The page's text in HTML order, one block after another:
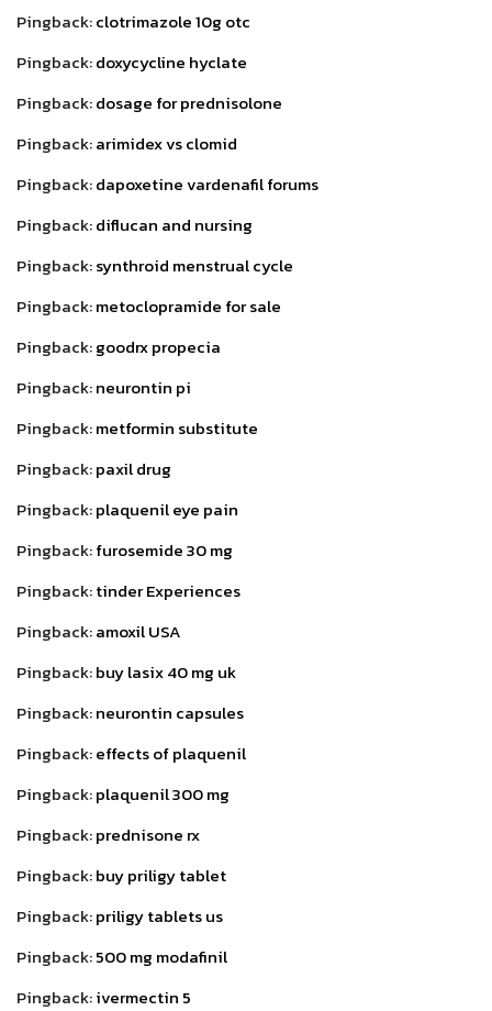
Pingback:clotrimazole 10g otc
Pingback:doxycycline hyclate
Pingback:dosage for prednisolone
Pingback:arimidex vs clomid
Pingback:dapoxetine vardenafil forums
Pingback:diflucan and nursing
Pingback:synthroid menstrual cycle
Pingback:metoclopramide for sale
Pingback:goodrx propecia
Pingback:neurontin pi
Pingback:metformin substitute
Pingback:paxil drug
Pingback:plaquenil eye pain
Pingback:furosemide 30 mg
Pingback:tinder Experiences
Pingback:amoxil USA
Pingback:buy lasix 40 mg uk
Pingback:neurontin capsules
Pingback:effects of plaquenil
Pingback:plaquenil 300 mg
Pingback:prednisone rx
Pingback:buy priligy tablet
Pingback:priligy tablets us
Pingback:500 mg modafinil
Pingback:ivermectin 5